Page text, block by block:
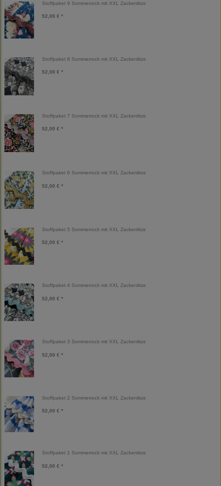
Stoffpaket 9 Sommerrock mit XXL Zackenlitze
52,00 € *
Stoffpaket 8 Sommerrock mit XXL Zackenlitze
52,00 € *
Stoffpaket 7 Sommerrock mit XXL Zackenlitze
52,00 € *
Stoffpaket 6 Sommerrock mit XXL Zackenlitze
52,00 € *
Stoffpaket 5 Sommerrock mit XXL Zackenlitze
52,00 € *
Stoffpaket 4 Sommerrock mit XXL Zackenlitze
52,00 € *
Stoffpaket 3 Sommerrock mit XXL Zackenlitze
52,00 € *
Stoffpaket 2 Sommerrock mit XXL Zackenlitze
52,00 € *
Stoffpaket 1 Sommerrock mit XXL Zackenlitze
52,00 € *